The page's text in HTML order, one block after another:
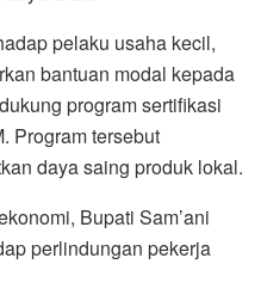
pelaku usaha kecil,
bantuan modal kepada
program sertifikasi
Program tersebut
daya saing produk lokal.
Bupati Sam’ani
perlindungan pekerja